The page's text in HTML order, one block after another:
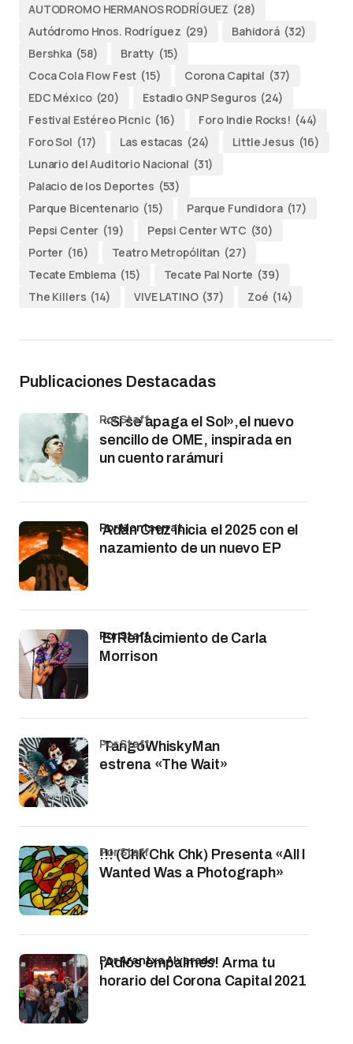
AUTODROMO HERMANOS RODRÍGUEZ (28)
Autódromo Hnos. Rodríguez (29) Bahidorá (32)
Bershka (58) Bratty (15)
Coca Cola Flow Fest (15) Corona Capital (37)
EDC México (20) Estadio GNP Seguros (24)
Festival Estéreo Picnic (16) Foro Indie Rocks! (44)
Foro Sol (17) Las estacas (24) Little Jesus (16)
Lunario del Auditorio Nacional (31)
Palacio de los Deportes (53)
Parque Bicentenario (15) Parque Fundidora (17)
Pepsi Center (19) Pepsi Center WTC (30)
Porter (16) Teatro Metropólitan (27)
Tecate Emblema (15) Tecate Pal Norte (39)
The Killers (14) VIVE LATINO (37) Zoé (14)
Publicaciones Destacadas
«Si se apaga el Sol»,el nuevo
sencillo de OME, inspirada en
un cuento rarámuri
por Staff
Adán Cruz inicia el 2025 con el
nazamiento de un nuevo EP
por Montserrat
El Renacimiento de Carla
Morrison
por Staff
TangoWhiskyMan
estrena «The Wait»
por Staff
!!! (Chk Chk Chk) Presenta «All I
Wanted Was a Photograph»
por Staff
¡Adiós empalmes! Arma tu
horario del Corona Capital 2021
por Arantxa Alvarado